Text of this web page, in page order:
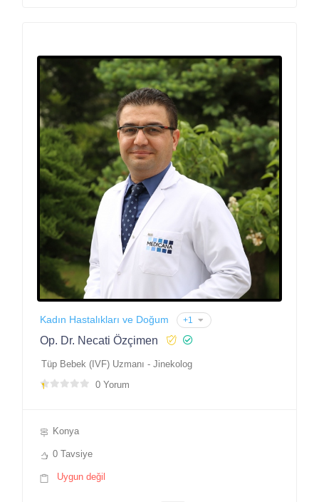
Kadın Hastalıkları ve Doğum +1
Op. Dr. Necati Özçimen
Tüp Bebek (IVF) Uzmanı - Jinekolog
0 Yorum
Konya
0 Tavsiye
Uygun değil